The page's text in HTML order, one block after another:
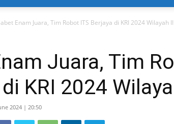
Enam Juara, Tim Robot ITS Berjaya di KRI 2024 Wilayah II
Juara, Tim
KRI 2024
2024 | 20:50